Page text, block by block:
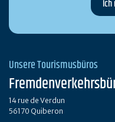
Unsere Tourismusbüros
14 rue de Verdun
56170 Quiberon